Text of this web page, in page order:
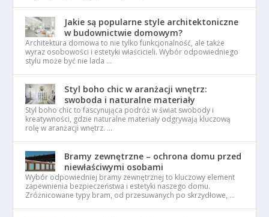
Jakie są popularne style architektoniczne
w budownictwie domowym?
Architektura domowa to nie tylko funkcjonalność, ale także
wyraz osobowości i estetyki właścicieli. Wybór odpowiedniego
stylu może być nie lada …
Styl boho chic w aranżacji wnętrz:
swoboda i naturalne materiały
Styl boho chic to fascynująca podróż w świat swobody i
kreatywności, gdzie naturalne materiały odgrywają kluczową
rolę w aranżacji wnętrz. …
Bramy zewnętrzne – ochrona domu przed
niewłaściwymi osobami
Wybór odpowiedniej bramy zewnętrznej to kluczowy element
zapewnienia bezpieczeństwa i estetyki naszego domu.
Zróżnicowane typy bram, od przesuwanych po skrzydłowe, …